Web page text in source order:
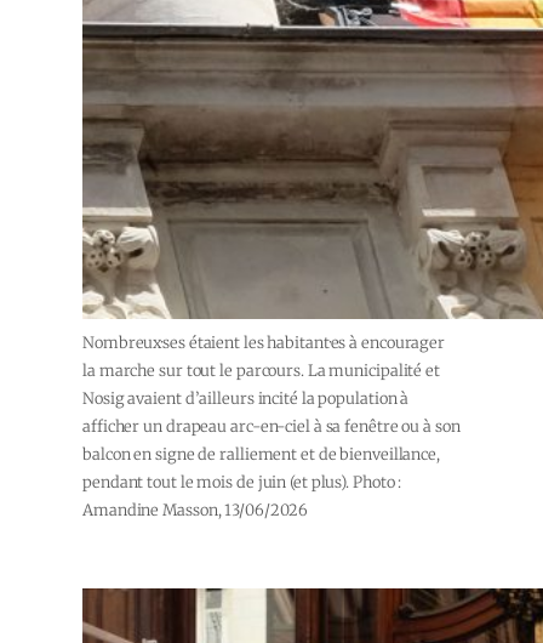
Nombreux·ses étaient les habitant·es à encourager
la marche sur tout le parcours. La municipalité et
Nosig avaient d’ailleurs incité la population à
afficher un drapeau arc-en-ciel à sa fenêtre ou à son
balcon en signe de ralliement et de bienveillance,
pendant tout le mois de juin (et plus). Photo :
Amandine Masson, 13/06/2026